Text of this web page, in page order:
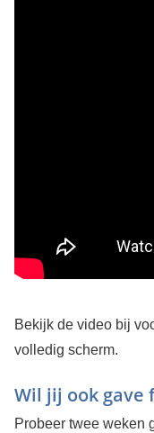
Bekijk de video bij
volledig scherm.
Wil jij ook gave
Probeer twee weken